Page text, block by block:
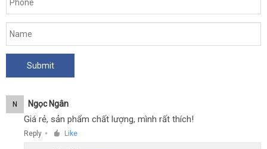
N Ngọc Ngân
Giá rẻ, sản phẩm chất lượng, mình rất thích!
Reply ● Like